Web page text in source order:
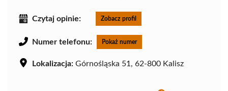
Czytaj opinie: Zobacz profil
Numer telefonu: Pokaż numer
Lokalizacja: Górnośląska 51, 62-800 Kalisz